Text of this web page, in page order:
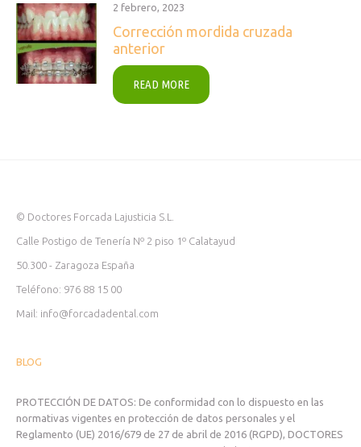
2 febrero, 2023
Corrección mordida cruzada
anterior
READ MORE
© Doctores Forcada Lajusticia S.L.
Calle Postigo de Tenería Nº 2 piso 1º Calatayud
50.300 - Zaragoza España
Teléfono: 976 88 15 00
Mail: info@forcadadental.com
BLOG
PROTECCIÓN DE DATOS: De conformidad con lo dispuesto en las
normativas vigentes en protección de datos personales y el
Reglamento (UE) 2016/679 de 27 de abril de 2016 (RGPD), DOCTORES